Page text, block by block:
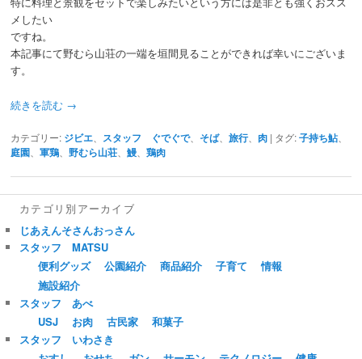
メしたい
ですね。
本記事にて野むら山荘の一端を垣間見ることができれば幸いにございま
す。
続きを読む →
カテゴリー: ジビエ スタッフ ぐでぐで、 そば、旅行、 肉 | タグ: 子持ち鮎
庭園 、軍鶏 、野むら山荘 、鰻 、鶏肉
カテゴリ別アーカイブ
じあえんそさんおっさん
スタッフ MATSU
便利グッズ
公園紹介 商品紹介 子育て
情報
施設紹介
スタッフ あべ
USJ
お肉 古民家
和菓子
スタッフ いわさき